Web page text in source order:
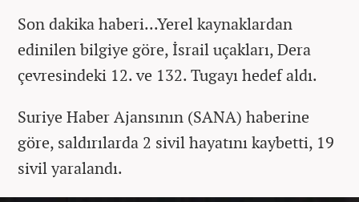
Son dakika haberi...Yerel kaynaklardan
edinilen bilgiye göre, İsrail uçakları, Dera
çevresindeki 12. ve 132. Tugayı hedef aldı.
Suriye Haber Ajansının (SANA) haberine
göre, saldırılarda 2 sivil hayatını kaybetti, 19
sivil yaralandı.